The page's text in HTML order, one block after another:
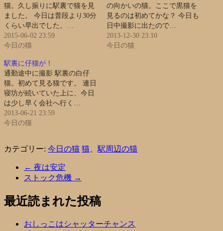
猫。久し振りに駅裏で猫を見
ました。 今日は普段より30分
くらい早出でした。…
2015-06-02 23:59
今日の猫
の向かいの猫。ここで黒猫を
見るのは初めてかな？ 今日も
日中撮影に出たので…
2013-12-30 23:10
今日の猫
駅裏に仔猫が！
通勤途中に撮影 駅裏の白仔
猫。初めて見る猫です。 連日
寝坊が続いていた上に、今日
は少し早く会社へ行く…
2013-06-21 23:59
今日の猫
カテゴリー: 今日の猫 猫 駅周辺の猫
← 夜は安定
ストック危機 →
最近読まれた投稿
おしっこはシャッターチャンス